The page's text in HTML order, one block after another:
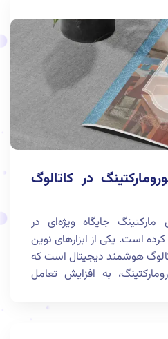
در کاتالوگ
مارکتینگ جایگاه ویژه‌ای در
کرده است. یکی از ابزارهای نوین
هوشمند دیجیتال است که
به افزایش تعامل
و ویژگی‌های کاتالوگ هوشمند